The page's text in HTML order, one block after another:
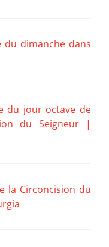
du dimanche dans
du jour octave de
du Seigneur |
la Circoncision du